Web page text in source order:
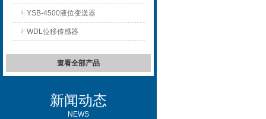
YSB-4500液位变送器
WDL位移传感器
查看全部产品
新闻动态
NEWS